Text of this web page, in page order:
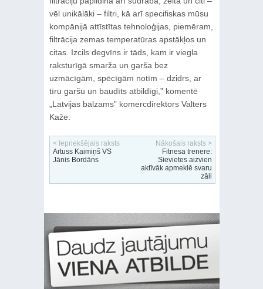
vēl unikālāki – filtri, kā arī specifiskas mūsu
kompānijā attīstītas tehnoloģijas, piemēram,
filtrācija zemas temperatūras apstākļos un
citas. Izcils degvīns ir tāds, kam ir viegla
raksturīgā smarža un garša bez
uzmācīgām, spēcīgām notīm – dzidrs, ar
tīru garšu un baudīts atbildīgi,” komentē
„Latvijas balzams” komercdirektors Valters
Kaže.
< Iepriekšējais raksts
Artuss Kaimiņš VS
Jānis Bordāns
Nākošais raksts >
Fitnesa trenere:
Sievietes aizvien
aktīvāk apmeklē svaru
zāli